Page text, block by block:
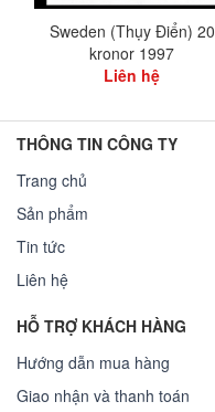
Sweden (Thụy Điển) 20
kronor 1997
Liên hệ
THÔNG TIN CÔNG TY
Trang chủ
Sản phẩm
Tin tức
Liên hệ
HỖ TRỢ KHÁCH HÀNG
Hướng dẫn mua hàng
Giao nhận và thanh toán